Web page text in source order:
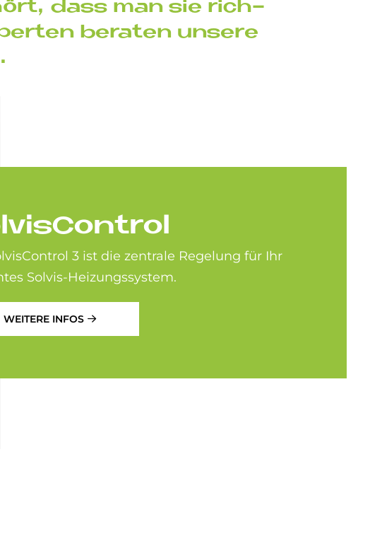
dass man sie rich­
be­ra­ten un­se­re
3 ist die zentrale Regelung für Ihr
Solvis-Heizungssystem.
WEITERE INFOS